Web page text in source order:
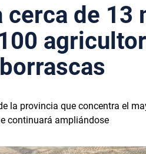
cerca de 13
la provincia que concentra el
continuará ampliándose